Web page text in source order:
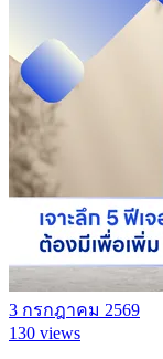
3 กรกฎาคม 2569
130 views